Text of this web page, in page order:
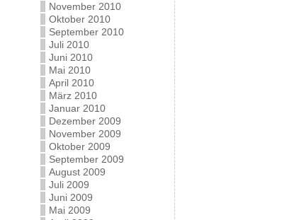
November 2010
Oktober 2010
September 2010
Juli 2010
Juni 2010
Mai 2010
April 2010
März 2010
Januar 2010
Dezember 2009
November 2009
Oktober 2009
September 2009
August 2009
Juli 2009
Juni 2009
Mai 2009